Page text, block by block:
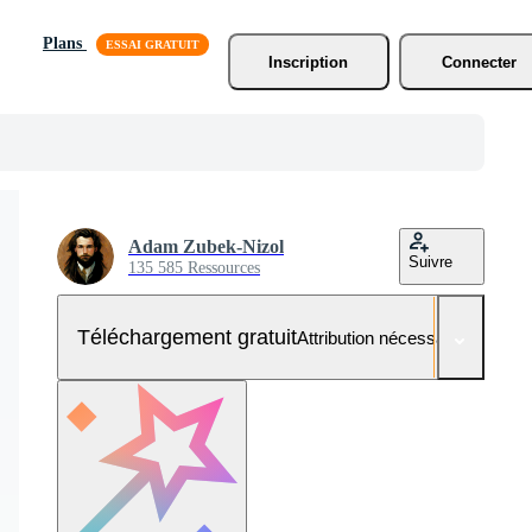
Plans
Inscription
Connecter
Adam Zubek-Nizol
135 585 Ressources Suivre
Téléchargement gratuitAttribution nécessaire